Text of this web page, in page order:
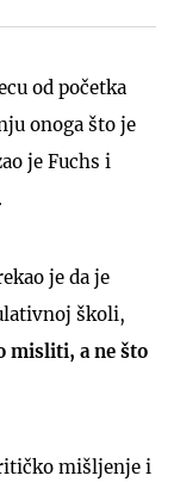
od početka
onoga što je
je Fuchs i
je da je
školi,
misliti, a ne što
mišljenje i